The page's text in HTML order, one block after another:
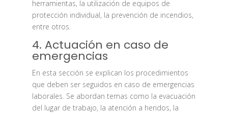
herramientas, la utilización de equipos de
protección individual, la prevención de incendios,
entre otros.
4. Actuación en caso de
emergencias
En esta sección se explican los procedimientos
que deben ser seguidos en caso de emergencias
laborales. Se abordan temas como la evacuación
del lugar de trabajo, la atención a heridos, la